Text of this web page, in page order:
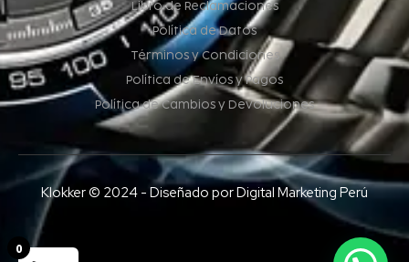
Libro de Reclamaciones
Política de Datos
Términos y Condiciones
Política de Envíos y Pagos
Política de Cambios y Devoluciones
Klokker © 2024 - Diseñado por Digital Marketing Perú
0